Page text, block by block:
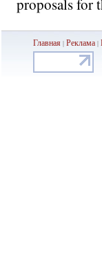
proposals for
Главная |Реклама|